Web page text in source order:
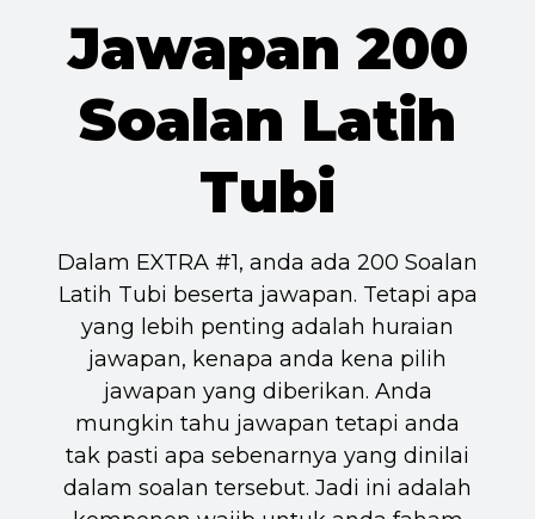
Jawapan 200
Soalan Latih
Tubi
Dalam EXTRA #1, anda ada 200 Soalan
Latih Tubi beserta jawapan. Tetapi apa
yang lebih penting adalah huraian
jawapan, kenapa anda kena pilih
jawapan yang diberikan. Anda
mungkin tahu jawapan tetapi anda
tak pasti apa sebenarnya yang dinilai
dalam soalan tersebut. Jadi ini adalah